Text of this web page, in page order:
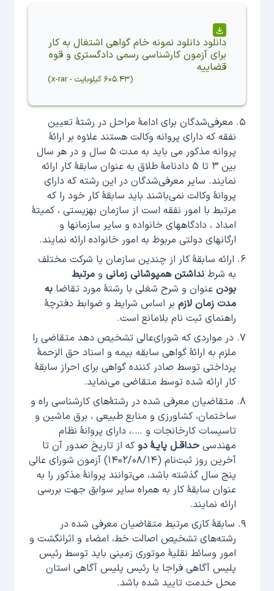
دانلوددانلود نمونه خام گواهی اشتغال به کار
برای آزمون کارشناسی رسمی دادگستری و قوه
قضاییه
(۶۰۵.۴۳ کیلوبایت -
x-rar
)
معرفی‌شدگان برای ادامۀ مراحل در رشتۀ تعیین
نفقه که دارای پروانه وکالت هستند علاوه بر ارائۀ
پروانه مذکور می باید به مدت ۵ سال و در هر سال
بین ۳ تا ۵ دادنامۀ طلاق به عنوان سابقۀ کار ارائه
نمایند. سایر معرفی‌شدگان در این رشته که دارای
پروانۀ وکالت نمی‌باشند باید سابقۀ کار خود را که
مرتبط با امور نفقه است از سازمان بهزیستی ، کمیتۀ
امداد ، دادگاههای خانواده و سایر سازمانها و
ارگانهای دولتی مربوط به امور خانواده ارائه نمایند.
ارائه سابقۀ کار از چندین سازمان یا شرکت مختلف
به شرطنداشتن همپوشانی زمانی ومرتبط
بودن عنوان و شرح شغلی با رشتۀ مورد تقاضابه
مدت زمان لازم بر اساس شرایط و ضوابط دفترچۀ
راهنمای ثبت نام بلامانع است.
در مواردی که شورای‌عالی تشخیص دهد متقاضی را
ملزم به ارائۀ گواهی سابقه بیمه و اسناد حق الزحمۀ
پرداختی توسط صادر کننده گواهی برای احراز سابقۀ
کار ارائه شده توسط متقاضی می‌نماید.
متقاضیان معرفی شده در رشتۀ‌های کارشناسی راه و
ساختمان، کشاورزی و منابع طبیعی ، برق ماشین و
تاسیسات کارخانجات و ….، دارای پروانۀ نظام
مهندسیحداقـل پایـۀ دو که از تاریخ صدور آن تا
آخرین روز ثبت‌نام (۱۴۰۲/۰۸/۱۴) آزمون شورای عالی
پنج سال گذشته باشد، می‌توانند پروانۀ مذکور را به
عنوان سابقۀ کار به همراه سایر سوابق جهت بررسی
ارائه نمایند.
سابقۀ کاری مرتبط متقاضیان معرفی شده در
رشته‌های تشخیص اصالت خط، امضاء و اثرانگشت و
امور وسائط نقلیۀ موتوری زمینی باید توسط رئیس
پلیس آگاهی فراجا یا رئیس پلیس آگاهی استان
محل خدمت تایید شده باشد.